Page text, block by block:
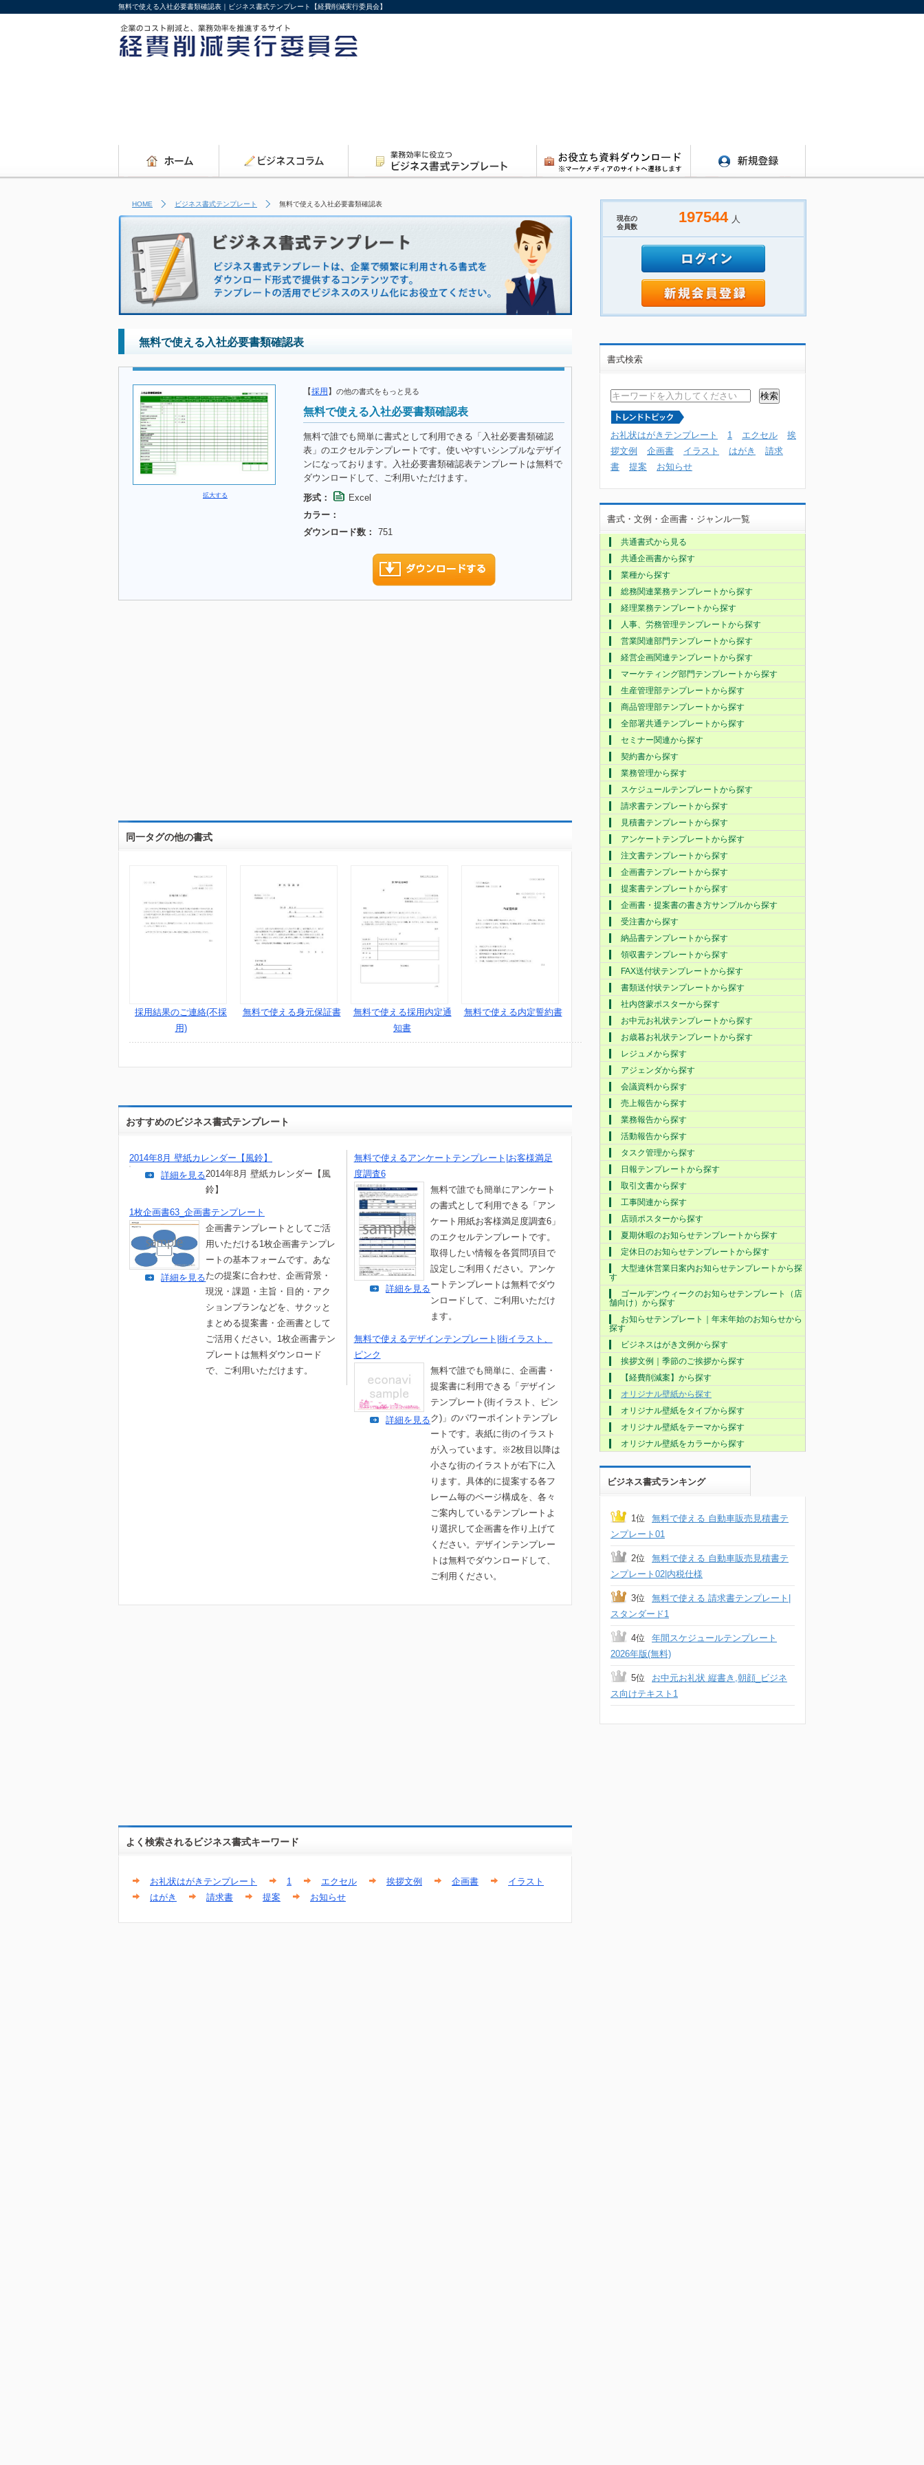
無料で使える入社必要書類確認表｜ビジネス書式テンプレート【経費削減実行委員会】
HOME ビジネス書式テンプレート 無料で使える入社必要書類確認表
無料で使える入社必要書類確認表
拡大する
【採用】 の他の書式をもっと見る
無料で使える入社必要書類確認表
無料で誰でも簡単に書式として利用できる「入社必要書類確認
表」のエクセルテンプレートです。使いやすいシンプルなデザイ
ンになっております。入社必要書類確認表テンプレートは無料で
ダウンロードして、ご利用いただけます。
形式：
Excel
カラー：
ダウンロード数：
751
同一タグの他の書式
採用結果のご連絡(不採
用)
無料で使える身元保証書
無料で使える採用内定通
知書
無料で使える内定誓約書
おすすめのビジネス書式テンプレート
2014年8月 壁紙カレンダー【風鈴】
2014年8月 壁紙カレンダー【風
鈴】
詳細を見る
無料で使えるアンケートテンプレート|お客様満足
度調査6
無料で誰でも簡単にアンケート
の書式として利用できる「アン
ケート用紙お客様満足度調査6」
のエクセルテンプレートです。
取得したい情報を各質問項目で
設定しご利用ください。アンケ
ートテンプレートは無料でダウ
ンロードして、ご利用いただけ
ます。
詳細を見る
1枚企画書63_企画書テンプレート
企画書テンプレートとしてご活
用いただける1枚企画書テンプレ
ートの基本フォームです。あな
たの提案に合わせ、企画背景・
現況・課題・主旨・目的・アク
ションプランなどを、サクッと
まとめる提案書・企画書として
ご活用ください。1枚企画書テン
プレートは無料ダウンロード
で、ご利用いただけます。
詳細を見る
無料で使えるデザインテンプレート|街イラスト、
ピンク
無料で誰でも簡単に、企画書・
提案書に利用できる「デザイン
テンプレート(街イラスト、ピン
ク)」のパワーポイントテンプレ
ートです。表紙に街のイラスト
が入っています。※2枚目以降は
小さな街のイラストが右下に入
ります。具体的に提案する各フ
レーム毎のページ構成を、各々
ご案内しているテンプレートよ
り選択して企画書を作り上げて
ください。デザインテンプレー
トは無料でダウンロードして、
ご利用ください。
詳細を見る
よく検索されるビジネス書式キーワード
お礼状はがきテンプレート 1 エクセル 挨拶文例 企画書
イラスト
はがき
請求書 提案 お知らせ
現在の
会員数
197544 人
書式検索
お礼状はがきテンプレート 1 エクセル
挨
拶文例
企画書 イラスト はがき
請求
書
提案 お知らせ
書式・文例・企画書・ジャンル一覧
共通書式から見る
共通企画書から探す
業種から探す
総務関連業務テンプレートから探す
経理業務テンプレートから探す
人事、労務管理テンプレートから探す
営業関連部門テンプレートから探す
経営企画関連テンプレートから探す
マーケティング部門テンプレートから探す
生産管理部テンプレートから探す
商品管理部テンプレートから探す
全部署共通テンプレートから探す
セミナー関連から探す
契約書から探す
業務管理から探す
スケジュールテンプレートから探す
請求書テンプレートから探す
見積書テンプレートから探す
アンケートテンプレートから探す
注文書テンプレートから探す
企画書テンプレートから探す
提案書テンプレートから探す
企画書・提案書の書き方サンプルから探す
受注書から探す
納品書テンプレートから探す
領収書テンプレートから探す
FAX送付状テンプレートから探す
書類送付状テンプレートから探す
社内啓蒙ポスターから探す
お中元お礼状テンプレートから探す
お歳暮お礼状テンプレートから探す
レジュメから探す
アジェンダから探す
会議資料から探す
売上報告から探す
業務報告から探す
活動報告から探す
タスク管理から探す
日報テンプレートから探す
取引文書から探す
工事関連から探す
店頭ポスターから探す
夏期休暇のお知らせテンプレートから探す
定休日のお知らせテンプレートから探す
大型連休営業日案内お知らせテンプレートから探
す
ゴールデンウィークのお知らせテンプレート（店
舗向け）から探す
お知らせテンプレート｜年末年始のお知らせから
探す
ビジネスはがき文例から探す
挨拶文例｜季節のご挨拶から探す
【経費削減案】から探す
オリジナル壁紙から探す
オリジナル壁紙をタイプから探す
オリジナル壁紙をテーマから探す
オリジナル壁紙をカラーから探す
ビジネス書式ランキング
1位
無料で使える 自動車販売見積書テ
ンプレート01
2位
無料で使える 自動車販売見積書テ
ンプレート02|内税仕様
3位
無料で使える 請求書テンプレート|
スタンダード1
4位
年間スケジュールテンプレート
2026年版(無料)
5位
お中元お礼状 縦書き,朝顔_ビジネ
ス向けテキスト1